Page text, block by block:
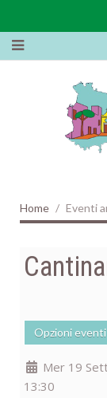
Home Eventi
Opzioni eventi
Mer 19
13:30